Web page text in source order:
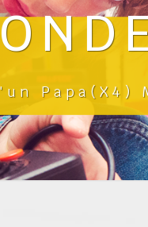
Papa(x4)